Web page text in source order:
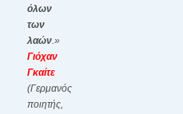
όλων
των
λαών.»
Γιόχαν
Γκαίτε
(Γερμανός
ποιητής,